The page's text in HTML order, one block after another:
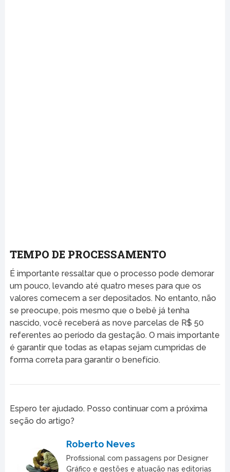
TEMPO DE PROCESSAMENTO
É importante ressaltar que o processo pode demorar
um pouco, levando até quatro meses para que os
valores comecem a ser depositados. No entanto, não
se preocupe, pois mesmo que o bebê já tenha
nascido, você receberá as nove parcelas de R$ 50
referentes ao período da gestação. O mais importante
é garantir que todas as etapas sejam cumpridas de
forma correta para garantir o benefício.
Espero ter ajudado. Posso continuar com a próxima
seção do artigo?
Roberto Neves
Profissional com passagens por Designer
Gráfico e gestões e atuação nas editorias